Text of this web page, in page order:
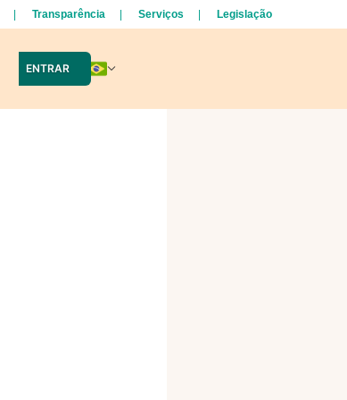
Transparência Serviços Legislação
ENTRAR